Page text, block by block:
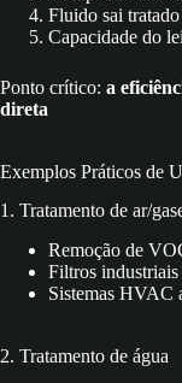
Fluido sai tratado
Capacidade do
Ponto crítico: a
direta
Exemplos Práticos de
1. Tratamento de ar/
Remoção de
Filtros industriais
Sistemas HVAC
2. Tratamento de água